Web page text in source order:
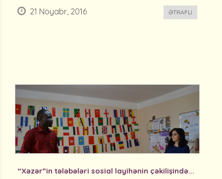
21 Noyabr, 2016 ƏTRAFLI
“Xəzər”in tələbələri sosial layihənin çəkilişində...